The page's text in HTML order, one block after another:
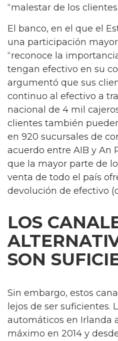
“malestar de los
El banco, en el que el
una participación
“reconoce la
tengan efectivo en su
argumentó que sus
continuo al efectivo a
nacional de 4 mil
clientes también
en 920 sucursales de
acuerdo entre AIB y An
que la mayor parte de
venta de todo el país
devolución de efectivo
LOS
SON
Sin embargo, estos
lejos de ser suficientes.
automáticos en Irlanda
máximo en 2014 y